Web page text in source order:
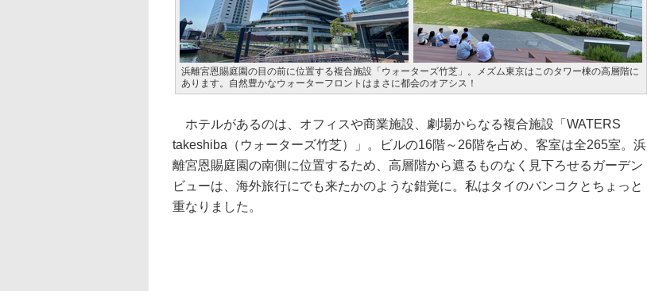
浜離宮恩賜庭園の目の前に位置する複合施設「ウォーターズ竹芝」。メズム東京はこのタワー棟の高層階に
あります。自然豊かなウォーターフロントはまさに都会のオアシス！
ホテルがあるのは、オフィスや商業施設、劇場からなる複合施設「WATERS
takeshiba（ウォーターズ竹芝）」。ビルの16階～26階を占め、客室は全265室。浜
離宮恩賜庭園の南側に位置するため、高層階から遮るものなく見下ろせるガーデン
ビューは、海外旅行にでも来たかのような錯覚に。私はタイのバンコクとちょっと
重なりました。